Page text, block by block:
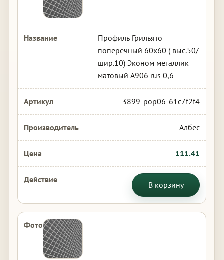
Профиль Грильято
поперечный 60х60 ( выс.50/
шир.10) Эконом металлик
матовый А906 rus 0,6
3899-pop06-61c7f2f4
Албес
111.41
В корзину